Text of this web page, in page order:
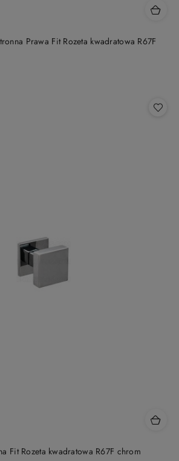
Prawa Fit Rozeta kwadratowa R67F
Fit Rozeta kwadratowa R67F chrom